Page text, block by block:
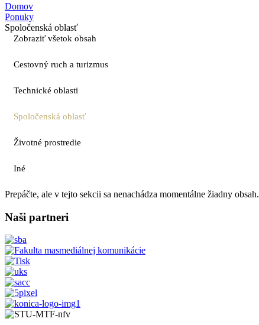
Domov
Ponuky
Spoločenská oblasť
Zobraziť všetok obsah
Cestovný ruch a turizmus
Technické oblasti
Spoločenská oblasť
Životné prostredie
Iné
Prepáčte, ale v tejto sekcii sa nenachádza momentálne žiadny obsah.
Naši partneri